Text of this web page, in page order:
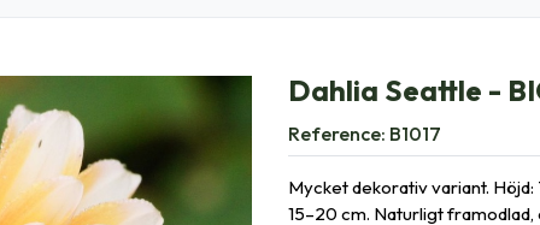
Dahlia Seattle -
Reference: B1017
Mycket dekorativ variant.
15–20 cm. Naturligt